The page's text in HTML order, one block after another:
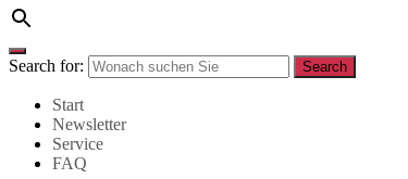
Search for: Search
Start
Newsletter
Service
FAQ